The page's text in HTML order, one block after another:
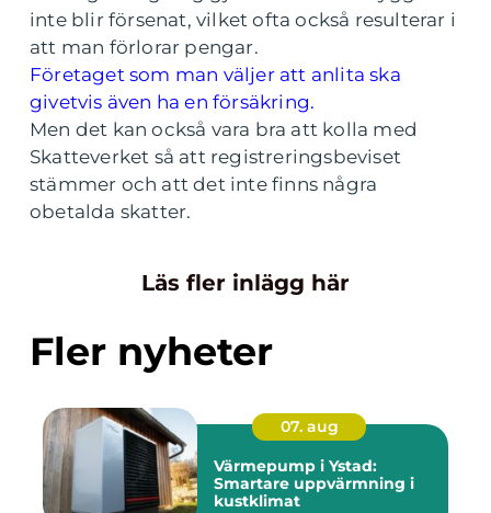
inte blir försenat, vilket ofta också resulterar i
att man förlorar pengar.
Företaget som man väljer att anlita ska
givetvis även ha en försäkring.
Men det kan också vara bra att kolla med
Skatteverket så att registreringsbeviset
stämmer och att det inte finns några
obetalda skatter.
Läs fler inlägg här
Fler nyheter
07. aug
Värmepump i Ystad:
Smartare uppvärmning i
kustklimat